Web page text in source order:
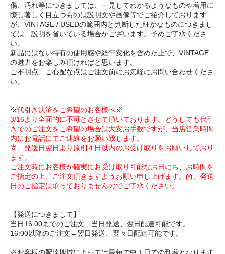
傷、汚れ等につきましては、一見してわかるようなものや着用に
際し著しく目立つものは説明文や画像等でご紹介しております
が、VINTAGE / USEDの範囲内と判断した細かなものにつきまし
ては、説明を省いている場合がございます。予めご了承くださ
い。
新品にはない特有の使用感や経年変化を含めた上で、VINTAGE
の魅力をお楽しみ頂ければと思います。
ご不明点、ご心配な点はご注文前にお気軽にお問い合わせくださ
い。
※代引き決済をご希望のお客様へ※
3/16より全面的に不可とさせて頂いております。どうしても代引
きでのご注文をご希望の場合は大変お手数ですが、当店営業時間
内にお電話にてご連絡をお願い致します。
尚、発送日翌日より原則４日以内のお受け取りをお願いしており
ます。
ご注文時にお客様が確実にお受け取り可能なお日にち、お時間を
ご指定の上、ご注文頂きますようお願い申し上げます。尚、発送
日のご指定は承っておりませんのでご了承ください。
【発送につきまして】
当日16:00までのご注文→当日発送、翌日配達可能です。
16:00以降のご注文→翌日発送、翌々日配達可能です。
※お客様の配達地域によっては最短で中１日での到着となります